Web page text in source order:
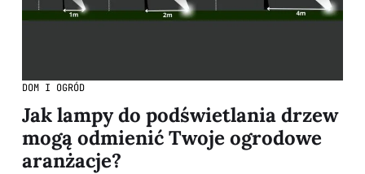
DOM I OGRÓD
Jak lampy do podświetlania drzew
mogą odmienić Twoje ogrodowe
aranżacje?